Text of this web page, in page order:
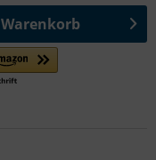
Warenkorb